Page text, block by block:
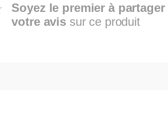
Soyez le premier à partager
votre avis sur ce produit